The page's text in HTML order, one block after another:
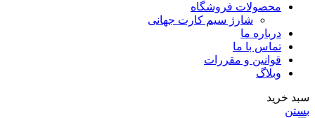
محصولات فروشگاه
شارژ سیم کارت جهانی
درباره ما
تماس با ما
قوانین و مقررات
وبلاگ
سبد خرید
بستن